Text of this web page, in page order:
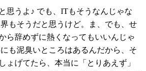
思うよ♪ でも、ITもそうなんじゃな
もそうだと思うけど。ま、でも、せ
ら辞めずに熱くなってもいいんじゃ
も泥臭いところはあるんだから、そ
ょげてたら、本当に「とりあえず」